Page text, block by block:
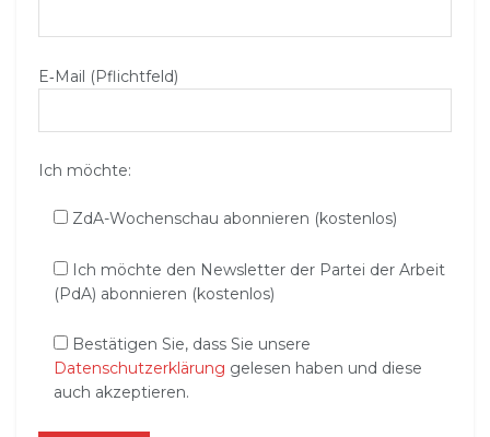
E‑Mail (Pflichtfeld)
Ich möchte:
ZdA-Wochenschau abonnieren (kostenlos)
Ich möchte den Newsletter der Partei der Arbeit
(PdA) abonnieren (kostenlos)
Bestätigen Sie, dass Sie unsere
Datenschutzerklärung gelesen haben und diese
auch akzeptieren.